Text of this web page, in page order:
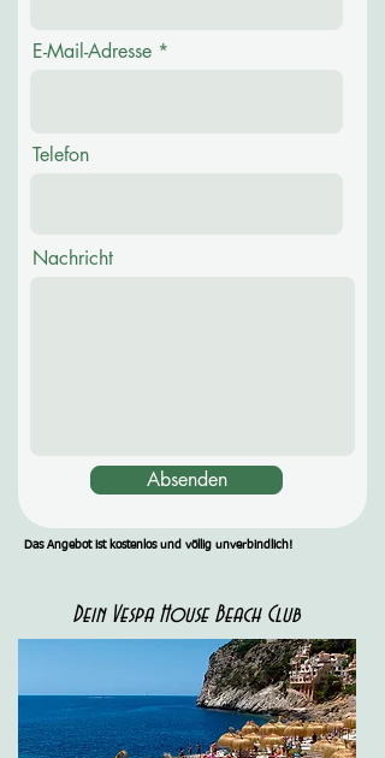
E-Mail-Adresse
Telefon
Nachricht
Absenden
Das Angebot ist kostenlos und völlig unverbindlich!
Dein Vespa House Beach Club